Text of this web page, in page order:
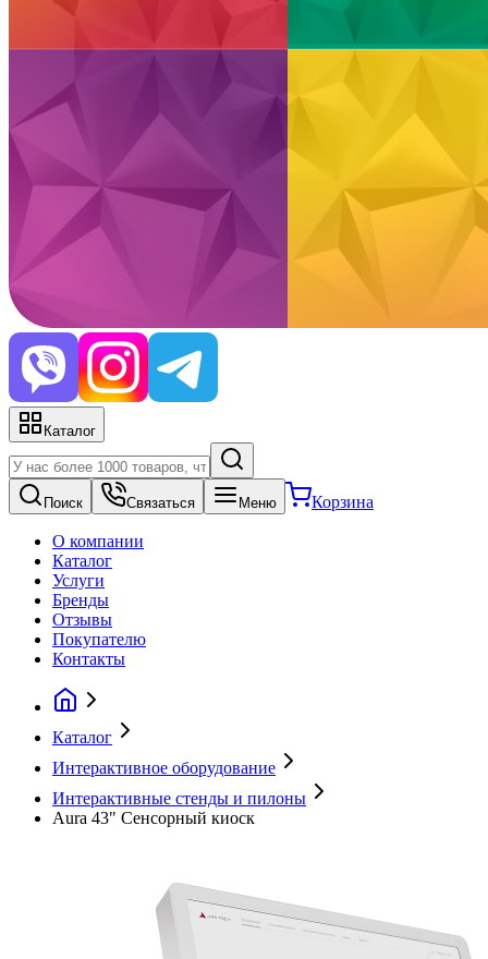
Каталог
Поиск Связаться Меню Корзина
О компании
Каталог
Услуги
Бренды
Отзывы
Покупателю
Контакты
Каталог
Интерактивное оборудование
Интерактивные стенды и пилоны
Aura 43" Сенсорный киоск